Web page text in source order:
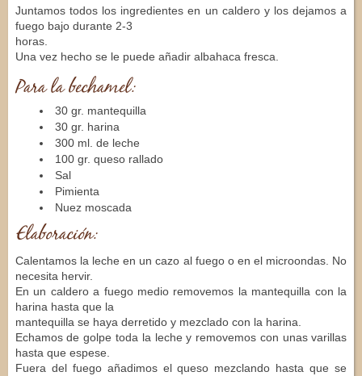
Juntamos todos los ingredientes en un caldero y los dejamos a
fuego bajo durante 2-3
horas.
Una vez hecho se le puede añadir albahaca fresca.
Para la bechamel:
30 gr. mantequilla
30 gr. harina
300 ml. de leche
100 gr. queso rallado
Sal
Pimienta
Nuez moscada
Elaboración:
Calentamos la leche en un cazo al fuego o en el microondas. No
necesita hervir.
En un caldero a fuego medio removemos la mantequilla con la
harina hasta que la
mantequilla se haya derretido y mezclado con la harina.
Echamos de golpe toda la leche y removemos con unas varillas
hasta que espese.
Fuera del fuego añadimos el queso mezclando hasta que se